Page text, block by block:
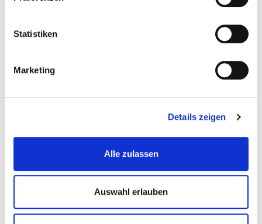
Statistiken
Marketing
Details zeigen
Alle zulassen
Auswahl erlauben